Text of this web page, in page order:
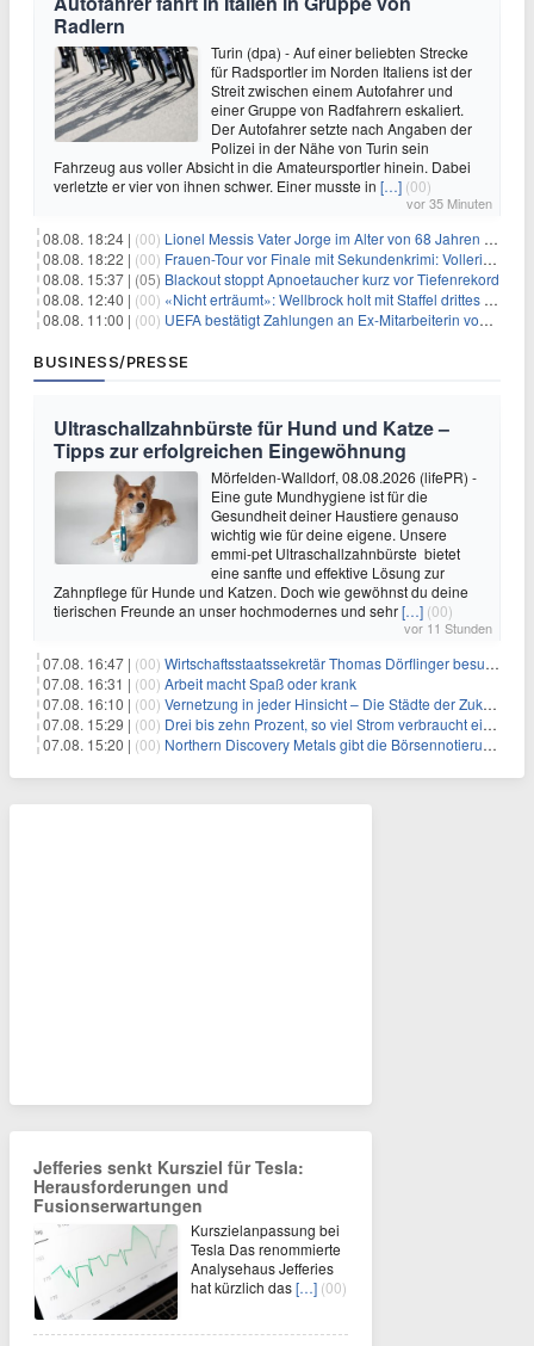
Radlern
Turin (dpa) - Auf einer beliebten Strecke
für Radsportler im Norden Italiens ist der
Streit zwischen einem Autofahrer und
einer Gruppe von Radfahrern eskaliert.
Der Autofahrer setzte nach Angaben der
Polizei in der Nähe von Turin sein
Fahrzeug aus voller Absicht in die Amateursportler hinein. Dabei
verletzte er vier von ihnen schwer. Einer musste in […] (00)
vor 35 Minuten
08.08. 18:24 | (00) Lionel Messis Vater Jorge im Alter von 68 Jahren gestorben
08.08. 18:22 | (00) Frauen-Tour vor Finale mit Sekundenkrimi: Vollering in Gelb
08.08. 15:37 | (05) Blackout stoppt Apnoetaucher kurz vor Tiefenrekord
08.08. 12:40 | (00) «Nicht erträumt»: Wellbrock holt mit Staffel drittes EM-Gold
08.08. 11:00 | (00) UEFA bestätigt Zahlungen an Ex-Mitarbeiterin von Infantino
BUSINESS/PRESSE
Ultraschallzahnbürste für Hund und Katze –
Tipps zur erfolgreichen Eingewöhnung
Mörfelden-Walldorf, 08.08.2026 (lifePR) -
Eine gute Mundhygiene ist für die
Gesundheit deiner Haustiere genauso
wichtig wie für deine eigene. Unsere
emmi-pet Ultraschallzahnbürste bietet
eine sanfte und effektive Lösung zur
Zahnpflege für Hunde und Katzen. Doch wie gewöhnst du deine
tierischen Freunde an unser hochmodernes und sehr[…] (00)
vor 11 Stunden
07.08. 16:47 | (00) Wirtschaftsstaatssekretär Thomas Dörflinger besucht Handwerksbetrieb im Kammerbezirk Freiburg
07.08. 16:31 | (00) Arbeit macht Spaß oder krank
07.08. 16:10 | (00) Vernetzung in jeder Hinsicht – Die Städte der Zukunft sind grün-blau
07.08. 15:29 | (00) Drei bis zehn Prozent, so viel Strom verbraucht ein Aufzug im Gebäude
07.08. 15:20 | (00) Northern Discovery Metals gibt die Börsennotierung an der Frankfurter Wertpapierbörse bekannt
Jefferies senkt Kursziel für Tesla:
Herausforderungen und
Fusionserwartungen
Kurszielanpassung bei
Tesla Das renommierte
Analysehaus Jefferies
hat kürzlich das[…] (00)